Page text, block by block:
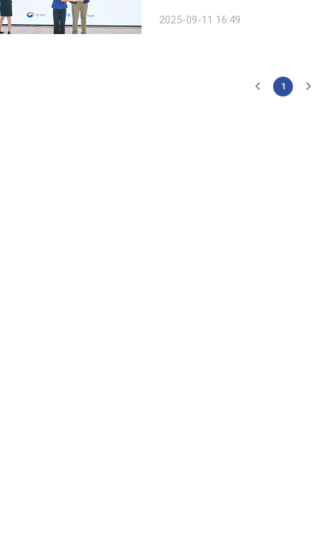
자는 “AI 기반 기술 기업이 주목받은
2025-09-11 16:49
1